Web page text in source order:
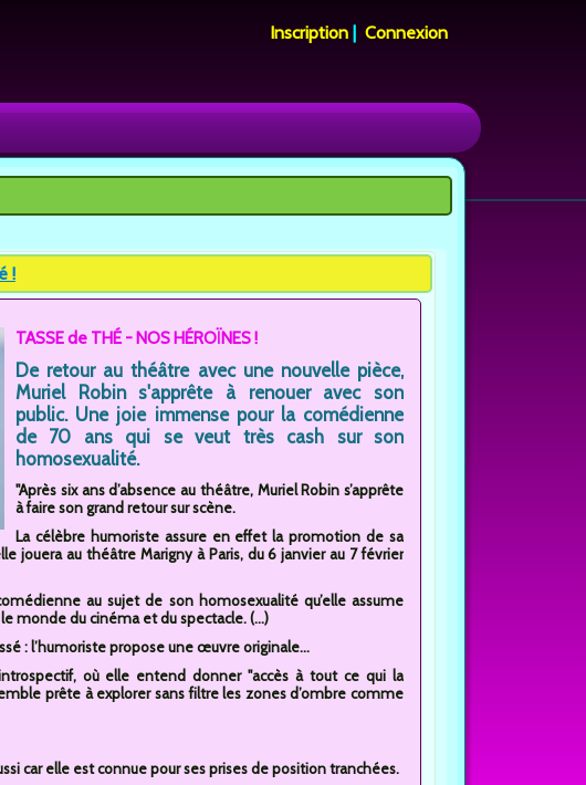
Inscription |Connexion
!
TASSE de THÉ - NOS HÉROÏNES !
De retour au théâtre avec une nouvelle pièce,
Muriel Robin s'apprête à renouer avec son
public. Une joie immense pour la comédienne
de 70 ans qui se veut très cash sur son
homosexualité.
"Après six ans d’absence au théâtre, Muriel Robin s’apprête
à faire son grand retour sur scène.
La célèbre humoriste assure en effet la promotion de sa
jouera au théâtre Marigny à Paris, du 6 janvier au 7 février
au sujet de son homosexualité qu’elle assume
monde du cinéma et du spectacle. (...)
: l’humoriste propose une œuvre originale...
où elle entend donner "accès à tout ce qui la
prête à explorer sans filtre les zones d’ombre comme
car elle est connue pour ses prises de position tranchées.